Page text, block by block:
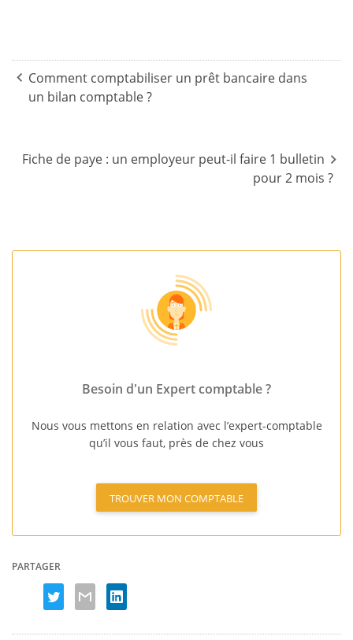
de
l’article
Comment comptabiliser un prêt bancaire dans
un bilan comptable ?
Fiche de paye : un employeur peut-il faire 1 bulletin
pour 2 mois ?
Besoin d'un Expert comptable ?
Nous vous mettons en relation avec l’expert-comptable
qu’il vous faut, près de chez vous
TROUVER MON COMPTABLE
PARTAGER